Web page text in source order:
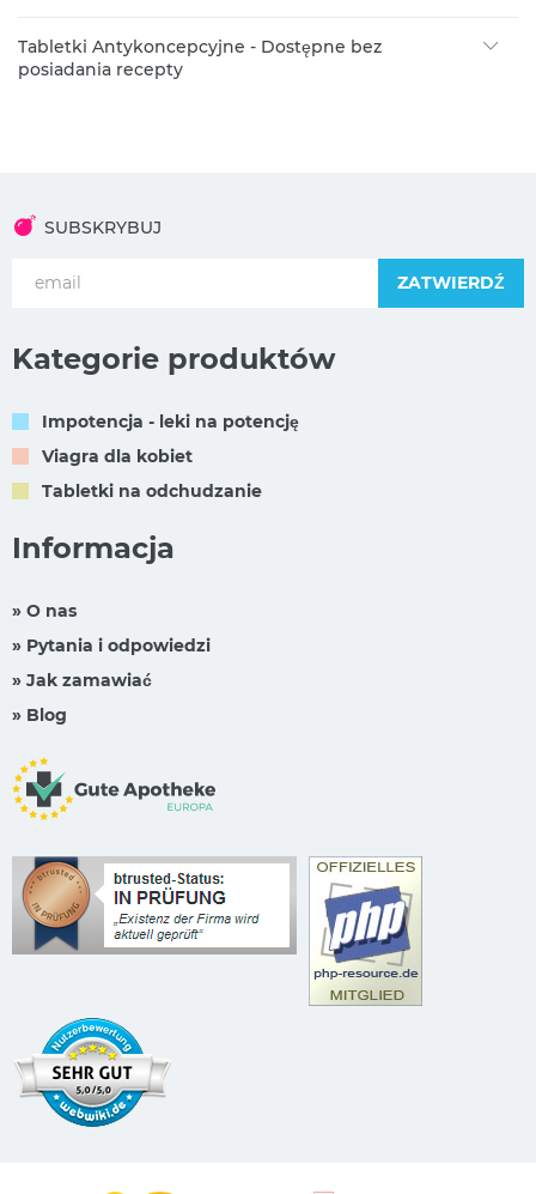
Tabletki Antykoncepcyjne - Dostępne bez
posiadania recepty
SUBSKRYBUJ
ZATWIERDŹ
Kategorie produktów
Impotencja - leki na potencję
Viagra dla kobiet
Tabletki na odchudzanie
Informacja
» O nas
» Pytania i odpowiedzi
» Jak zamawiać
» Blog